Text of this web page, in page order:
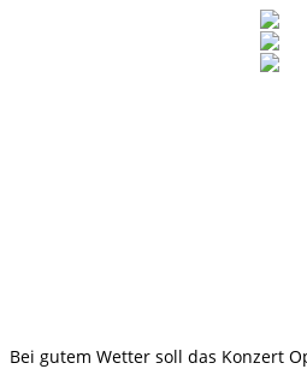
Bei gutem Wetter soll das Konzert